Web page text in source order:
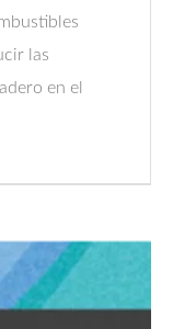
las
en el